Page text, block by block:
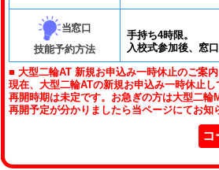
当窓口
技能予約方法
手持ち4時限。
入校式参加後、窓
■ 大型二輪AT 新規お申込み一時休止のご案
現在、大型二輪ATの新規お申込み一時休止し
再開時期は未定です。お急ぎの方は大型二輪
再開予定が分かりましたら当ページにてお知
コ